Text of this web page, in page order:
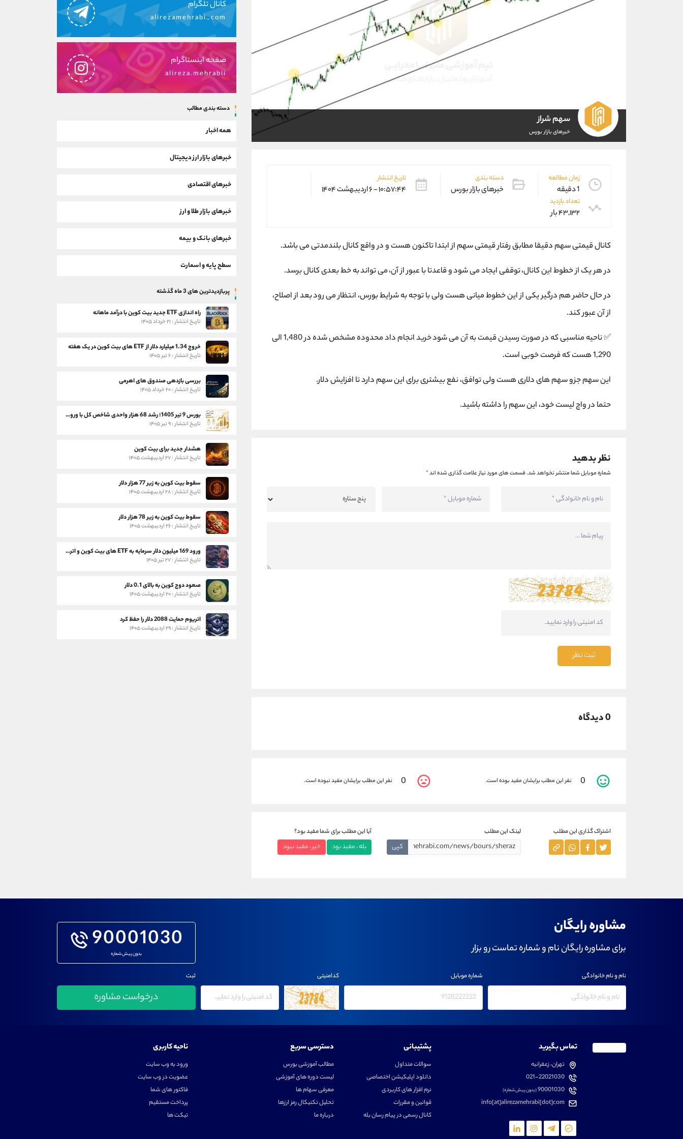
سهم شراز
خبرهای بازار بورس
زمان مطالعه
1 دقیقه
دسته بندی
خبرهای بازار بورس
تاریخ انتشار
۱۰:۵۷:۴۴ - ۶ اردیبهشت ۱۴۰۴
تعداد بازدید
۴۳,۱۳۲ بار
کانال قیمتی سهم دقیقا مطابق رفتار قیمتی سهم از ابتدا تاکنون هست و در واقع کانال بلندمدتی می باشد.
در هر یک از خطوط این کانال، توقفی ایجاد می شود و قاعدتا با عبور از آن، می تواند به خط بعدی کانال برسد.
در حال حاضر هم درگیر یکی از این خطوط میانی هست ولی با توجه به شرایط بورس، انتظار می رود بعد از اصلاح،
از آن عبور کند.
✅️ ناحیه مناسبی که در صورت رسیدن قیمت به آن می شود خرید انجام داد محدوده مشخص شده در 1,480 الی
1,290 هست که فرصت خوبی است.
این سهم جزو سهم های دلاری هست ولی توافق، نفع بیشتری برای این سهم دارد تا افزایش دلار.
حتما در واچ لیست خود، این سهم را داشته باشید.
نظر بدهید
شماره موبایل شما منتشر نخواهد شد.قسمت های مورد نیاز علامت گذاری شده اند*
ثبت نظر
0 دیدگاه
0 نفر این مطلب برایشان مفید بوده است. 0 نفر این مطلب برایشان مفید نبوده است.
اشتراک گذاری این مطلب لینک این مطلب
کپی
آیا این مطلب برای شما مفید بود؟
بله ، مفید بود خیر ، مفید نبود
کانال تلگرام
alirezamehrabi_com
صفحه اینستاگرام
alireza.mehrabii
دسته بندی مطالب
همه اخبار
خبرهای بازار ارز دیجیتال
خبرهای اقتصادی
خبرهای بازار طلا و ارز
خبرهای بانک و بیمه
سطح پایه و اسمارت
پربازدیدترین های 3 ماه گذشته
راه اندازی ETF جدید بیت کوین با درآمد ماهانه
تاریخ انتشار : ۲۱ خرداد ۱۴۰۵
خروج 1.34 میلیارد دلار از ETF های بیت کوین در یک هفته
تاریخ انتشار : ۶ تیر ۱۴۰۵
بررسی بازدهی صندوق های اهرمی
تاریخ انتشار : ۲۰ خرداد ۱۴۰۵
بورس 9 تیر 1405؛ رشد 68 هزار واحدی شاخص کل با ورود 3 همت پول حقیقی
تاریخ انتشار : ۹ تیر ۱۴۰۵
هشدار جدید برای بیت کوین
تاریخ انتشار : ۲۷ اردیبهشت ۱۴۰۵
سقوط بیت کوین به زیر 77 هزار دلار
تاریخ انتشار : ۲۸ اردیبهشت ۱۴۰۵
سقوط بیت کوین به زیر 78 هزار دلار
تاریخ انتشار : ۲۶ اردیبهشت ۱۴۰۵
ورود 169 میلیون دلار سرمایه به ETF های بیت کوین و اتریوم
تاریخ انتشار : ۲۷ تیر ۱۴۰۵
صعود دوج کوین به بالای 0.1 دلار
تاریخ انتشار : ۲۰ اردیبهشت ۱۴۰۵
اتریوم حمایت 2088 دلار را حفظ کرد
تاریخ انتشار : ۲۹ اردیبهشت ۱۴۰۵
مشاوره رایگان
برای مشاوره رایگان نام و شماره تماست رو بزار 90001030
بدون پیش شماره
نام و نام خانوادگی شماره موبایل کدامنیتی ثبت
تماس بگیرید
تهران، زعفرانیه
021-22021030
90001030(بدون پیش شماره)
info[at]alirezamehrabi[dot]com
پشتیبانی
سوالات متداول
دانلود اپلیکیشن اختصاصی
نرم افزار های کاربردی
قوانین و مقررات
کانال رسمی در پیام رسان بله
دسترسی سریع
مطالب آموزشی بورس
لیست دوره های آموزشی
معرفی سهام ها
تحلیل تکنیکال رمز ارزها
درباره ما
ناحیه کاربری
ورود به وب سایت
عضویت در وب سایت
فاکتور های شما
پرداخت مستقیم
تیکت ها